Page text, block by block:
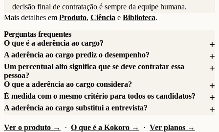
decisão final de contratação é sempre da equipe humana.
Mais detalhes em Produto, Ciência e Biblioteca.
Perguntas frequentes
O que é a aderência ao cargo?
A aderência ao cargo prediz o desempenho?
Um percentual alto significa que se deve contratar essa
pessoa?
O que a aderência ao cargo considera?
É medida com o mesmo critério para todos os candidatos?
A aderência ao cargo substitui a entrevista?
Ver o produto → · O que é a Kokoro → · Ver planos →